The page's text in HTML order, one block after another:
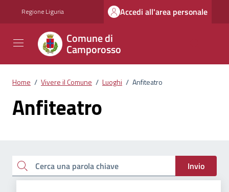
Regione Liguria Accedi all'area personale
Comune di
Camporosso
Home / Vivere il Comune / Luoghi / Anfiteatro
Anfiteatro
Esplora tutti i documenti
Cerca una parola chiave Invio